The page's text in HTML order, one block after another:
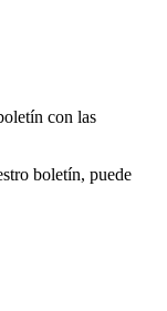
con las
boletín, puede